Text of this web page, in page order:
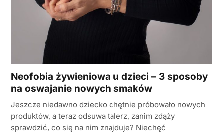
Neofobia żywieniowa u dzieci – 3 sposoby
na oswajanie nowych smaków
Jeszcze niedawno dziecko chętnie próbowało nowych
produktów, a teraz odsuwa talerz, zanim zdąży
sprawdzić, co się na nim znajduje? Niechęć